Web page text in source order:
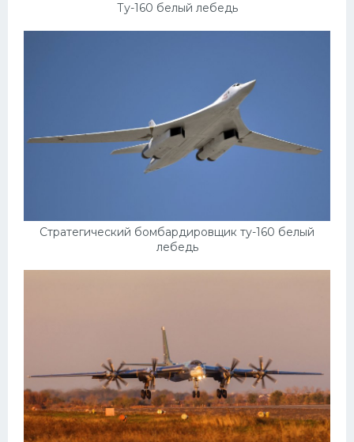
Ту-160 белый лебедь
Стратегический бомбардировщик ту-160 белый
лебедь